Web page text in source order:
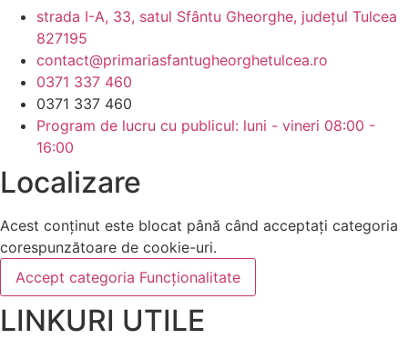
strada I-A, 33, satul Sfântu Gheorghe, județul Tulcea
827195
contact@primariasfantugheorghetulcea.ro
0371 337 460
0371 337 460
Program de lucru cu publicul: luni - vineri 08:00 -
16:00
Localizare
Acest conținut este blocat până când acceptați categoria
corespunzătoare de cookie-uri.
Accept categoria Funcționalitate
LINKURI UTILE